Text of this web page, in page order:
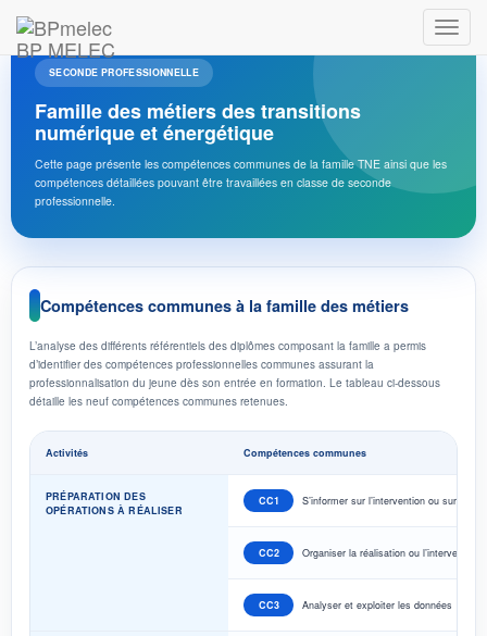
BP MELEC
SECONDE PROFESSIONNELLE
Famille des métiers des transitions
numérique et énergétique
Cette page présente les compétences communes de la famille TNE ainsi que les
compétences détaillées pouvant être travaillées en classe de seconde
professionnelle.
Compétences communes à la famille des métiers
L’analyse des différents référentiels des diplômes composant la famille a permis
d’identifier des compétences professionnelles communes assurant la
professionnalisation du jeune dès son entrée en formation. Le tableau ci-dessous
détaille les neuf compétences communes retenues.
Activités Compétences communes
PRÉPARATION DES
OPÉRATIONS À RÉALISER
CC1 S’informer sur l’intervention ou sur la
CC2 Organiser la réalisation ou l’intervention
CC3 Analyser et exploiter les données